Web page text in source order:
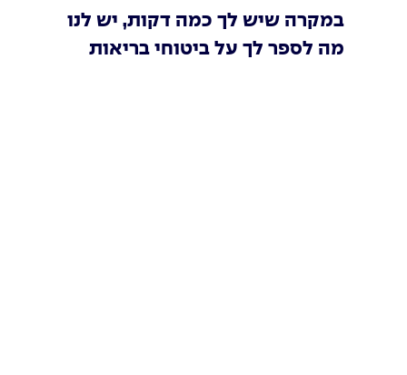
במקרה שיש לך כמה דקות, יש לנו
מה לספר לך על ביטוחי בריאות